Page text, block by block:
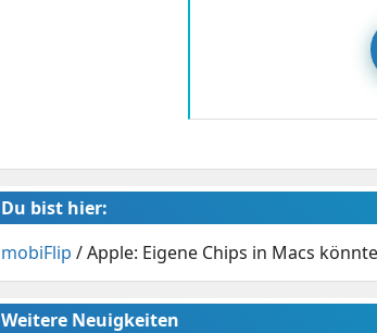
Du bist hier:
mobiFlip /Apple: Eigene Chips in Macs
Weitere Neuigkeiten